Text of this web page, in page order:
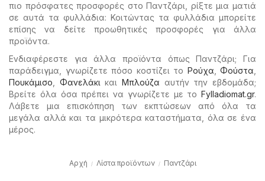
πιο πρόσφατες προσφορές στο Παντζάρι, ρίξτε μια ματιά
σε αυτά τα φυλλάδια: Κοιτώντας τα φυλλάδια μπορείτε
επίσης να δείτε προωθητικές προσφορές για άλλα
προϊόντα.
Ενδιαφέρεστε για άλλα προϊόντα όπως Παντζάρι; Για
παράδειγμα, γνωρίζετε πόσο κοστίζει το Ρούχα Φούστα
Πουκάμισο
Φανελάκι καιΜπλούζα αυτήν την εβδομάδα;
Βρείτε όλα όσα πρέπει να γνωρίζετε με το Fylladiomat.gr.
Λάβετε μια επισκόπηση των εκπτώσεων από όλα τα
μεγάλα αλλά και τα μικρότερα καταστήματα, όλα σε ένα
μέρος.
Αρχή Λίστα προϊόντων Παντζάρι